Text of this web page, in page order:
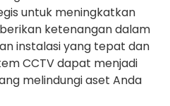
untuk meningkatkan
ketenangan dalam
instalasi yang tepat dan
CCTV dapat menjadi
melindungi aset Anda